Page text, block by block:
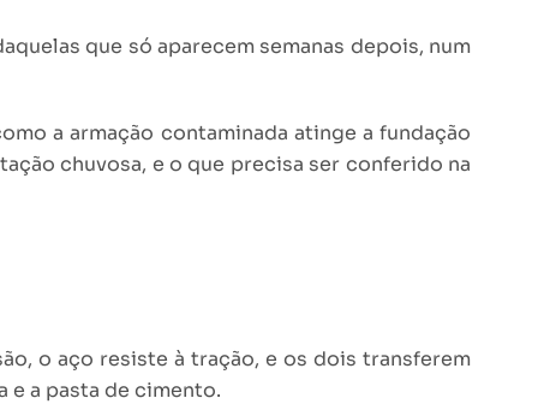
que só aparecem semanas depois, num
a armação contaminada atinge a fundação
chuvosa, e o que precisa ser conferido na
o aço resiste à tração, e os dois transferem
a pasta de cimento.